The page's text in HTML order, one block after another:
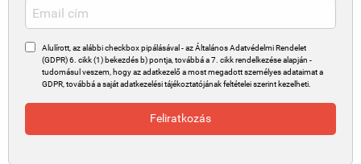
Alulírott, az alábbi checkbox pipálásával - az Általános Adatvédelmi Rendelet
(GDPR) 6. cikk (1) bekezdés b) pontja, továbbá a 7. cikk rendelkezése alapján -
tudomásul veszem, hogy az adatkezelő a most megadott személyes adataimat a
GDPR, továbbá a saját adatkezelési tájékoztatójának feltételei szerint kezelheti.